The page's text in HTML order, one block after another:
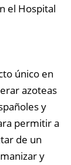
el Hospital
único en
azoteas
y
permitir a
de un
y